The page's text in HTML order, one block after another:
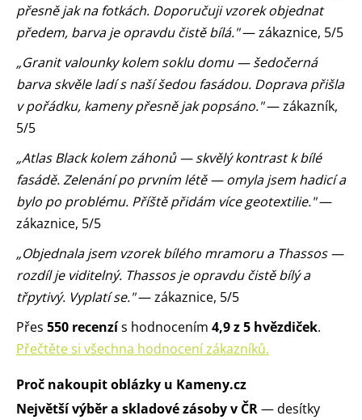
přesně jak na fotkách. Doporučuji vzorek objednat
předem, barva je opravdu čistě bílá."— zákaznice, 5/5
„Granit valounky kolem soklu domu — šedočerná
barva skvěle ladí s naší šedou fasádou. Doprava přišla
v pořádku, kameny přesně jak popsáno."— zákazník,
5/5
„Atlas Black kolem záhonů — skvělý kontrast k bílé
fasádě. Zelenání po prvním létě — omyla jsem hadicí a
bylo po problému. Příště přidám více geotextilie."—
zákaznice, 5/5
„Objednala jsem vzorek bílého mramoru a Thassos —
rozdíl je viditelný. Thassos je opravdu čistě bílý a
třpytivý. Vyplatí se."— zákaznice, 5/5
Přes 550 recenzís hodnocením 4,9 z 5 hvězdiček.
Přečtěte si všechna hodnocení zákazníků.
Proč nakoupit oblázky u Kameny.cz
Největší výběr a skladové zásoby v ČR— desítky